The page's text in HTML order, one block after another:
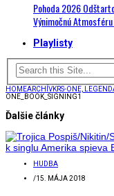
Pohoda 2026
Výnimočnú Atmosféru
Playlisty
HOMEARCHÍVKRS-ONE,
ONE_BOOK_SIGNING1
Ďalšie články
HUDBA
/15. MÁJA 2018